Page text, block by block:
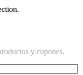
y cupones.